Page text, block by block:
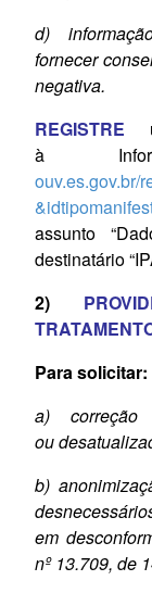
d)
fornecer
negativa.
REGISTRE
à
ouv.es.gov.br/
assunto
destinatário
2)
Para solicitar:
a) correção
ou
b)
em
nº 13.709, de